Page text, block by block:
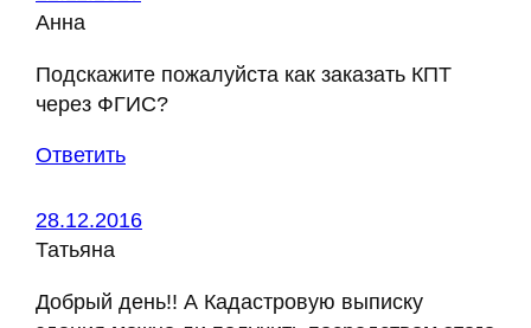
Анна
Подскажите пожалуйста как заказать КПТ
через ФГИС?
Ответить
28.12.2016
Татьяна
Добрый день!! А Кадастровую выписку